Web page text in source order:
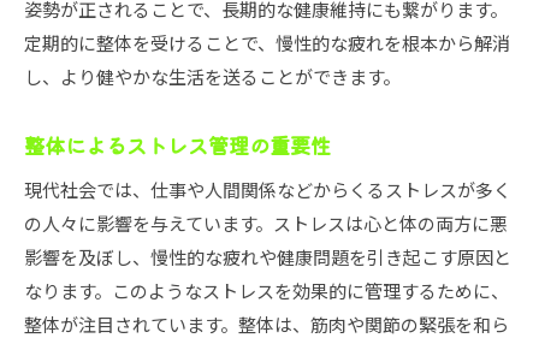
姿勢が正されることで、長期的な健康維持にも繋がります。
定期的に整体を受けることで、慢性的な疲れを根本から解消
し、より健やかな生活を送ることができます。
整体によるストレス管理の重要性
現代社会では、仕事や人間関係などからくるストレスが多く
の人々に影響を与えています。ストレスは心と体の両方に悪
影響を及ぼし、慢性的な疲れや健康問題を引き起こす原因と
なります。このようなストレスを効果的に管理するために、
整体が注目されています。整体は、筋肉や関節の緊張を和ら